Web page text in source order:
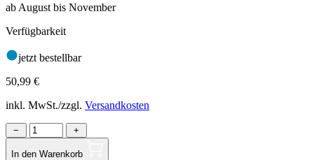
ab August bis November
Verfügbarkeit
jetzt bestellbar
50,99 €
inkl. MwSt./zzgl. Versandkosten
− +
In den Warenkorb